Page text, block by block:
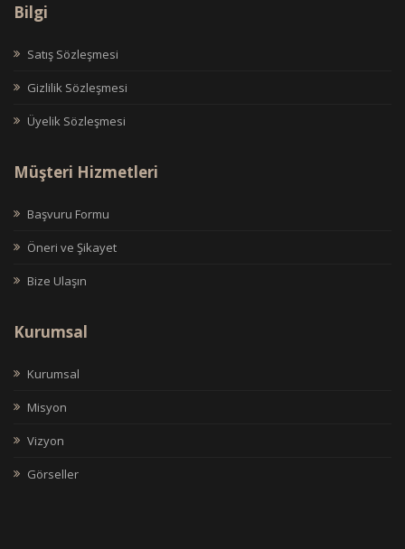
Bilgi
Satış Sözleşmesi
Gizlilik Sözleşmesi
Üyelik Sözleşmesi
Müşteri Hizmetleri
Başvuru Formu
Öneri ve Şikayet
Bize Ulaşın
Kurumsal
Kurumsal
Misyon
Vizyon
Görseller